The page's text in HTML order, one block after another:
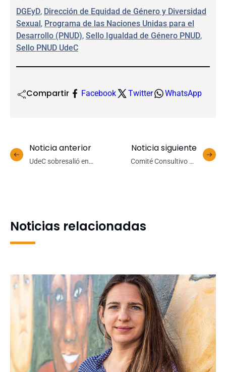
DGEyD, Dirección de Equidad de Género y Diversidad
Sexual , Programa de las Naciones Unidas para el
Desarrollo (PNUD), Sello Igualdad de Género PNUD
Sello PNUD UdeC
Compartir Facebook Twitter WhatsApp
Noticia anterior
UdeC sobresalió en
Noticia siguiente
Comité Consultivo de
Noticias relacionadas